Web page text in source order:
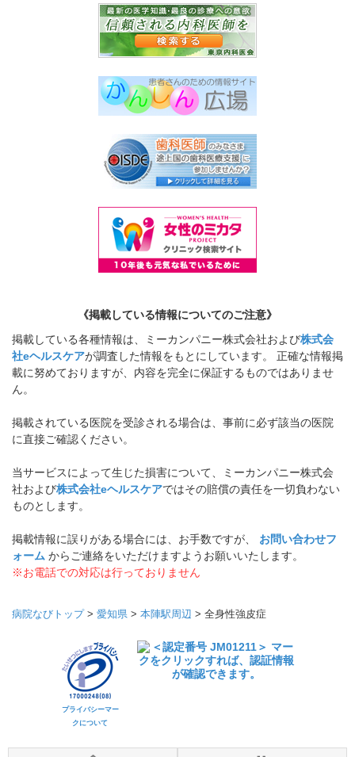
《掲載している情報についてのご注意》
掲載している各種情報は、ミーカンパニー株式会社および株式会
社eヘルスケアが調査した情報をもとにしています。 正確な情報掲
載に努めておりますが、内容を完全に保証するものではありませ
ん。
掲載されている医院を受診される場合は、事前に必ず該当の医院
に直接ご確認ください。
当サービスによって生じた損害について、ミーカンパニー株式会
社および株式会社eヘルスケアではその賠償の責任を一切負わない
ものとします。
掲載情報に誤りがある場合には、お手数ですが、 お問い合わせフ
ォーム からご連絡をいただけますようお願いいたします。
※お電話での対応は行っておりません
病院なびトップ> 愛知県 > 本陣駅周辺 > 全身性強皮症
プライバシーマー
クについて